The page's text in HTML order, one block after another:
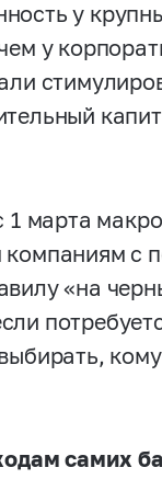
у
у
1 марта
с
«на
самих